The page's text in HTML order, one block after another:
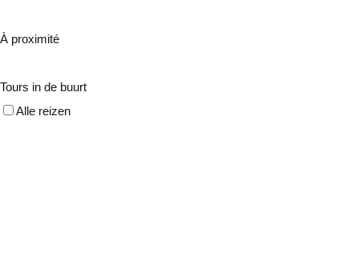
À proximité
Tours in de buurt
Alle reizen